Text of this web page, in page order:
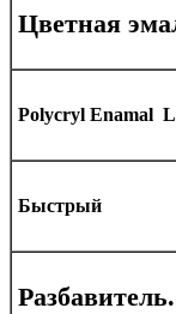
Цветная
Polycryl Enamal
Быстрый